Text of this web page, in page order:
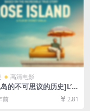
高清电影
的不可思议的历史]L’in
storia dell’isola de
(2020)[百度网盘+迅
前 2.81